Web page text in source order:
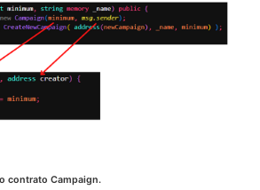
contrato Campaign.